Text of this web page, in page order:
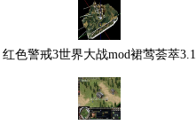
红色警戒3世界大战mod裙莺荟萃3.1
9